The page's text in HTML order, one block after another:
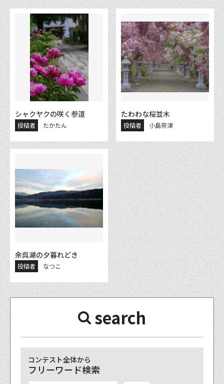
シャクヤクの咲く参道
投稿者 たかたん
たわわな桜並木
投稿者 小島奈津
余呉湖の夕暮れどき
投稿者 なつこ
search
コンテスト全体から
フリーワード検索